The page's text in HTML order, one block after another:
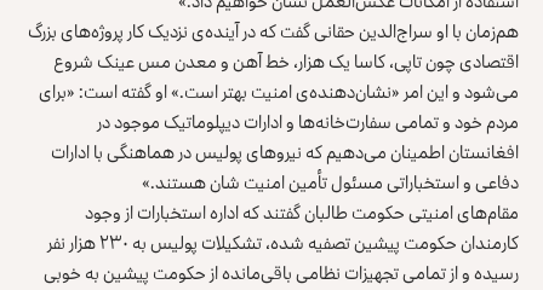
هم‌زمان با او سراج‌الدین حقانی گفت که در آینده‌ی نزدیک کار پروژه‌های بزرگ
اقتصادی چون تاپی، کاسا یک هزار، خط آهن و معدن مس عینک شروع
می‌شود و این امر «نشان‌دهنده‌ی امنیت بهتر است.» او گفته است: «برای
مردم خود و تمامی سفارت‌خانه‌ها و ادارات دیپلوماتیک موجود در
افغانستان اطمینان می‌دهیم که نیروهای پولیس در هماهنگی با ادارات
دفاعی و استخباراتی مسئول تأمین امنیت شان هستند.»
مقام‌های امنیتی حکومت طالبان گفتند که اداره استخبارات از وجود
کارمندان حکومت پیشین تصفیه شده، تشکیلات پولیس به ۲۳۰ هزار نفر
رسیده و از تمامی تجهیزات نظامی باقی‌مانده از حکومت پیشین به خوبی